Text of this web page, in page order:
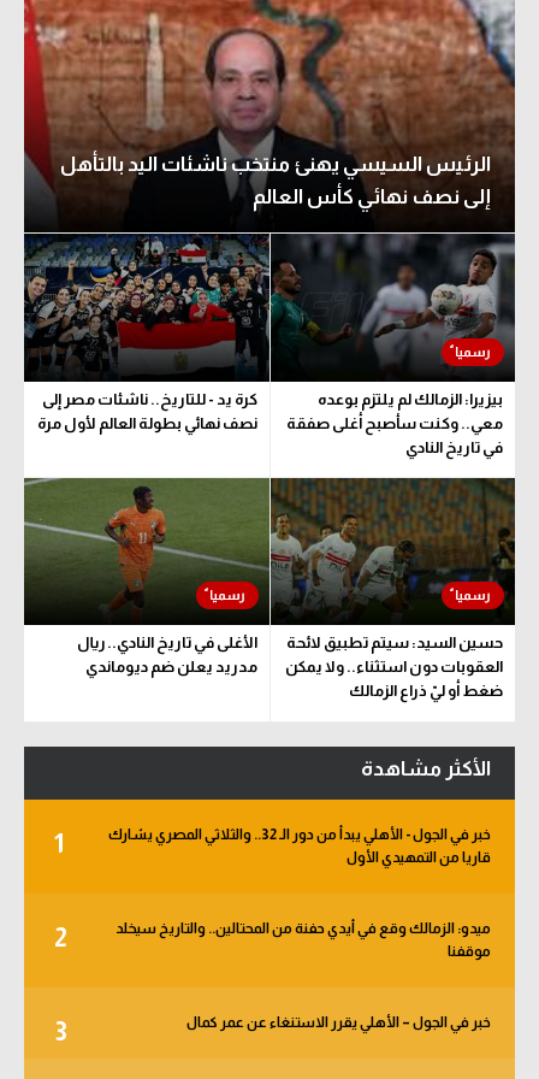
الرئيس السيسي يهنئ منتخب ناشئات اليد بالتأهل
إلى نصف نهائي كأس العالم
بيزيرا: الزمالك لم يلتزم بوعده
معي.. وكنت سأصبح أغلى صفقة
في تاريخ النادي
كرة يد - للتاريخ.. ناشئات مصر إلى
نصف نهائي بطولة العالم لأول مرة
حسين السيد: سيتم تطبيق لائحة
العقوبات دون استثناء.. ولا يمكن
ضغط أو ليّ ذراع الزمالك
الأغلى في تاريخ النادي.. ريال
مدريد يعلن ضم ديوماندي
الأكثر مشاهدة
1
خبر في الجول - الأهلي يبدأ من دور الـ 32.. والثلاثي المصري يشارك
قاريا من التمهيدي الأول
2
ميدو: الزمالك وقع في أيدي حفنة من المحتالين.. والتاريخ سيخلد
موقفنا
3 خبر في الجول – الأهلي يقرر الاستنغاء عن عمر كمال